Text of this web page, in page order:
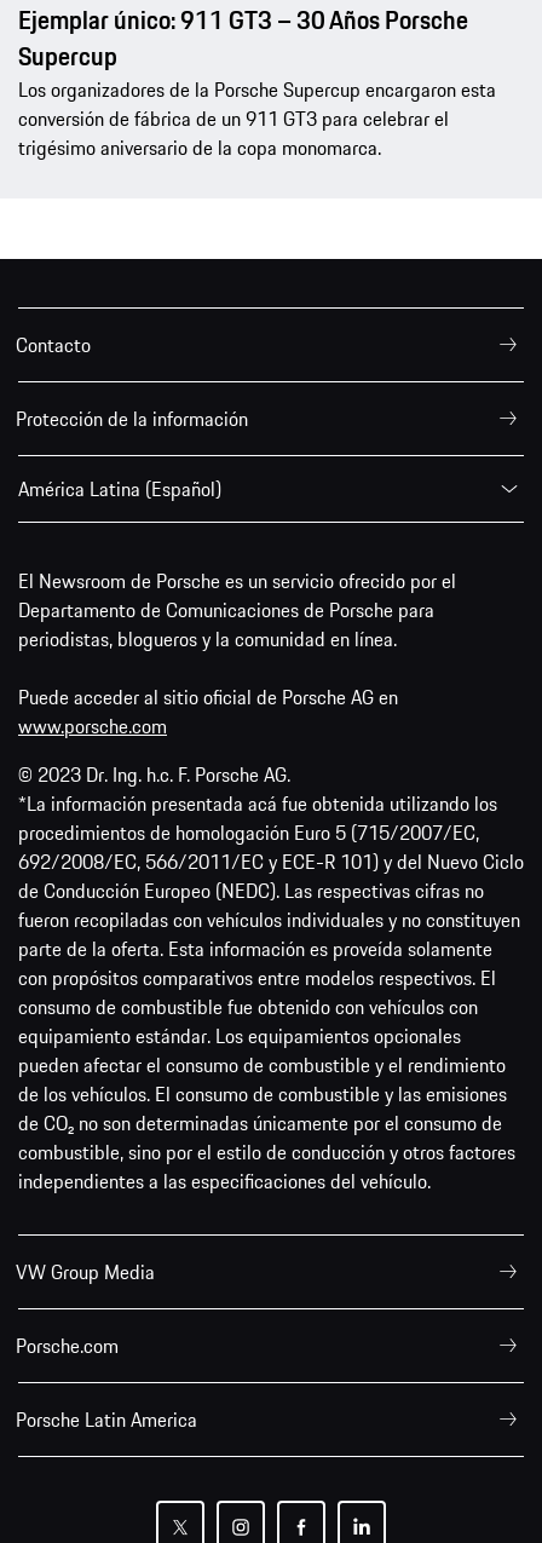
Ejemplar único: 911 GT3 – 30 Años Porsche
Supercup
Los organizadores de la Porsche Supercup encargaron esta
conversión de fábrica de un 911 GT3 para celebrar el
trigésimo aniversario de la copa monomarca.
Contacto
Protección de la información
América Latina (Español)
El Newsroom de Porsche es un servicio ofrecido por el
Departamento de Comunicaciones de Porsche para
periodistas, blogueros y la comunidad en línea.
Puede acceder al sitio oficial de Porsche AG en
www.porsche.com
© 2023 Dr. Ing. h.c. F. Porsche AG.
*La información presentada acá fue obtenida utilizando los
procedimientos de homologación Euro 5 (715/2007/EC,
692/2008/EC, 566/2011/EC y ECE-R 101) y del Nuevo Ciclo
de Conducción Europeo (NEDC). Las respectivas cifras no
fueron recopiladas con vehículos individuales y no constituyen
parte de la oferta. Esta información es proveída solamente
con propósitos comparativos entre modelos respectivos. El
consumo de combustible fue obtenido con vehículos con
equipamiento estándar. Los equipamientos opcionales
pueden afectar el consumo de combustible y el rendimiento
de los vehículos. El consumo de combustible y las emisiones
de CO₂ no son determinadas únicamente por el consumo de
combustible, sino por el estilo de conducción y otros factores
independientes a las especificaciones del vehículo.
VW Group Media
Porsche.com
Porsche Latin America